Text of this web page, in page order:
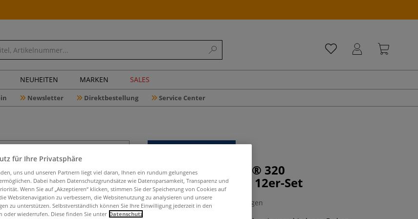
NEUHEITEN MARKEN SALES
Newsletter Direktbestellung Service Center
STAEDTLER® Noris® 320
Doppelfasermaler, 12er-Set
0 Bewertungen
für Ihre Privatsphäre
uns und unseren Partnern liegt viel daran, Ihnen ein rundum gelungenes
Dabei haben Datenschutzgrundsätze wie Datensparsamkeit, Transparenz und
Wenn Sie auf „Akzeptieren“ klicken, stimmen Sie der Speicherung von Cookies auf
Websitenavigation zu verbessern, die Websitenutzung zu analysieren und unsere
zu unterstützen. Selbstverständlich können Sie Ihre Einwilligung jederzeit in den
oder wiederrufen. Diese finden Sie unter Datenschutz